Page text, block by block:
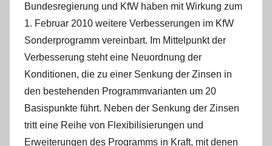
Bundesregierung und KfW haben mit Wirkung zum
1. Februar 2010 weitere Verbesserungen im KfW
Sonderprogramm vereinbart. Im Mittelpunkt der
Verbesserung steht eine Neuordnung der
Konditionen, die zu einer Senkung der Zinsen in
den bestehenden Programmvarianten um 20
Basispunkte führt. Neben der Senkung der Zinsen
tritt eine Reihe von Flexibilisierungen und
Erweiterungen des Programms in Kraft, mit denen